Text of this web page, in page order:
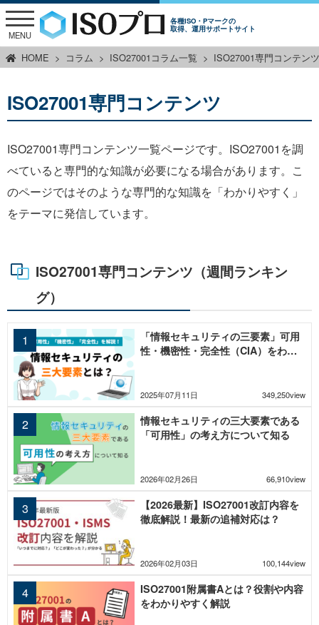
各種ISO・Pマークの
取得、運用サポートサイト
MENU
HOME コラム ISO27001コラム一覧 ISO27001専門コンテンツ
ISO27001専門コンテンツ
ISO27001専門コンテンツ一覧ページです。ISO27001を調
べていると専門的な知識が必要になる場合があります。こ
のページではそのような専門的な知識を「わかりやすく」
をテーマに発信しています。
ISO27001専門コンテンツ（週間ランキン
グ）
2025年07月11日 349,250view
「情報セキュリティの三要素」可用
性・機密性・完全性（CIA）をわか
2026年02月26日 66,910view
情報セキュリティの三大要素である
「可用性」の考え方について知る
2026年02月03日 100,144view
【2026最新】ISO27001改訂内容を
徹底解説！最新の追補対応は？
ISO27001附属書Aとは？役割や内容
をわかりやすく解説